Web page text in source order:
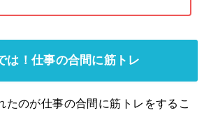
は！仕事の合間に筋トレ
たのが仕事の合間に筋トレをするこ